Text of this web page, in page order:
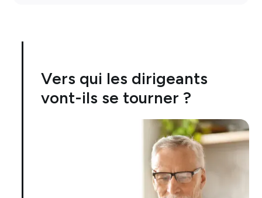
Vers qui les dirigeants
vont-ils se tourner ?